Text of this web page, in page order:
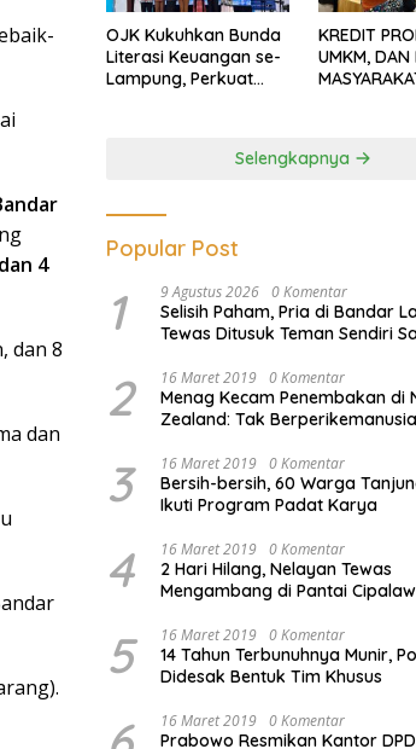
4
dan 8
dan
OJK Kukuhkan Bunda
Literasi Keuangan se-
Lampung, Perkuat
KREDIT
UMKM, DAN
Selengkapnya
Popular Post
1 9 Agustus 2026 0 Komentar
Selisih Paham, Pria di Bandar
Tewas Ditusuk Teman Sendiri
2 16 Maret 2019 0 Komentar
Menag Kecam Penembakan di
Zealand: Tak
3 16 Maret 2019 0 Komentar
Bersih-bersih, 60 Warga
Ikuti Program Padat Karya
4 16 Maret 2019 0 Komentar
2 Hari Hilang, Nelayan Tewas
Mengambang di Pantai
5 16 Maret 2019 0 Komentar
14 Tahun Terbunuhnya Munir,
Didesak Bentuk Tim Khusus
16 Maret 2019 0 Komentar
Prabowo Resmikan Kantor